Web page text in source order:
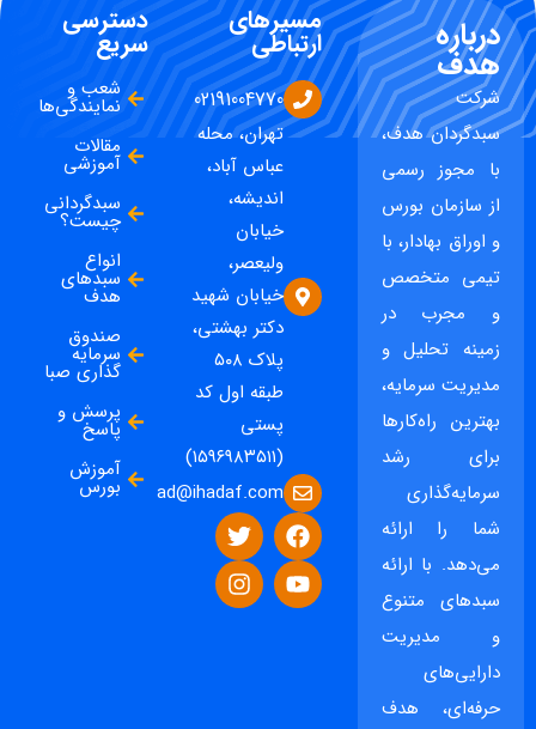
درباره
هدف
شرکت
سبدگردان هدف،
با مجوز رسمی
از سازمان بورس
و اوراق بهادار، با
تیمی متخصص
و مجرب در
زمینه تحلیل و
مدیریت سرمایه،
بهترین راه‌کارها
برای رشد
سرمایه‌گذاری
شما را ارائه
می‌دهد. با ارائه
سبدهای متنوع
و مدیریت
دارایی‌های
حرفه‌ای، هدف
مسیرهای
ارتباطی
02191004770
تهران، محله
عباس آباد،
اندیشه،
خیابان
ولیعصر،
خیابان شهید
دکتر بهشتی،
پلاک ۵۰۸
طبقه اول کد
پستی
(۱۵۹۶۹۸۳۵۱۱)
ad@ihadaf.com
دسترسی
سریع
شعب و
نمایندگی‌ها
مقالات
آموزشی
سبدگردانی
چیست؟
انواع
سبدهای
هدف
صندوق
سرمایه
گذاری صبا
پرسش و
پاسخ
آموزش
بورس